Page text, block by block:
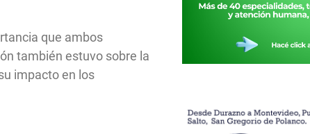
que ambos
también estuvo sobre la
impacto en los